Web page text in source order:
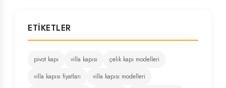
ETIKETLER
pivot kapı villa kapısı
çelik kapı modelleri
villa kapısı fiyatları
villa kapısı modelleri